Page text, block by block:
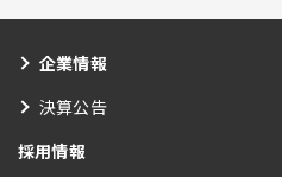
企業情報
決算公告
採用情報